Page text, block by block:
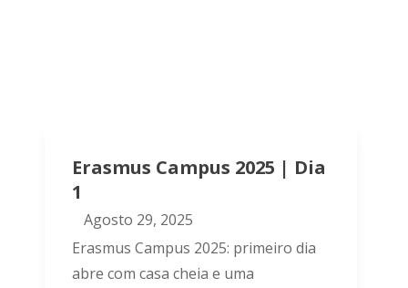
Erasmus Campus 2025 | Dia
1
Agosto 29, 2025
Erasmus Campus 2025: primeiro dia
abre com casa cheia e uma